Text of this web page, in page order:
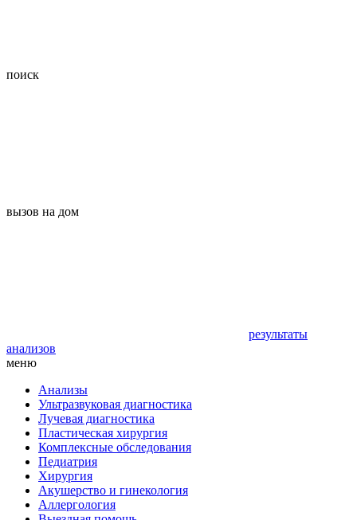
поиск
вызов на дом
результаты
анализов
меню
Анализы
Ультразвуковая диагностика
Лучевая диагностика
Пластическая хирургия
Комплексные обследования
Педиатрия
Хирургия
Акушерство и гинекология
Аллергология